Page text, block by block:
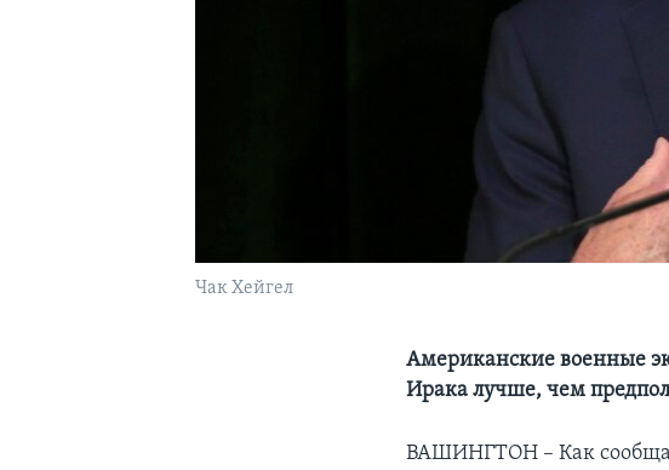
Чак Хейгел
Американские военные
Ирака лучше, чем
ВАШИНГТОН – Как